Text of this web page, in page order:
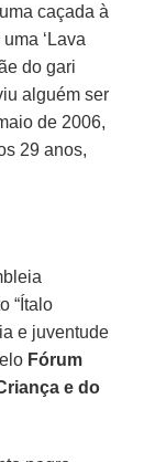
caçada à
‘Lava
do gari
alguém ser
de 2006,
29 anos,
“Ítalo
e juventude
Fórum
e do